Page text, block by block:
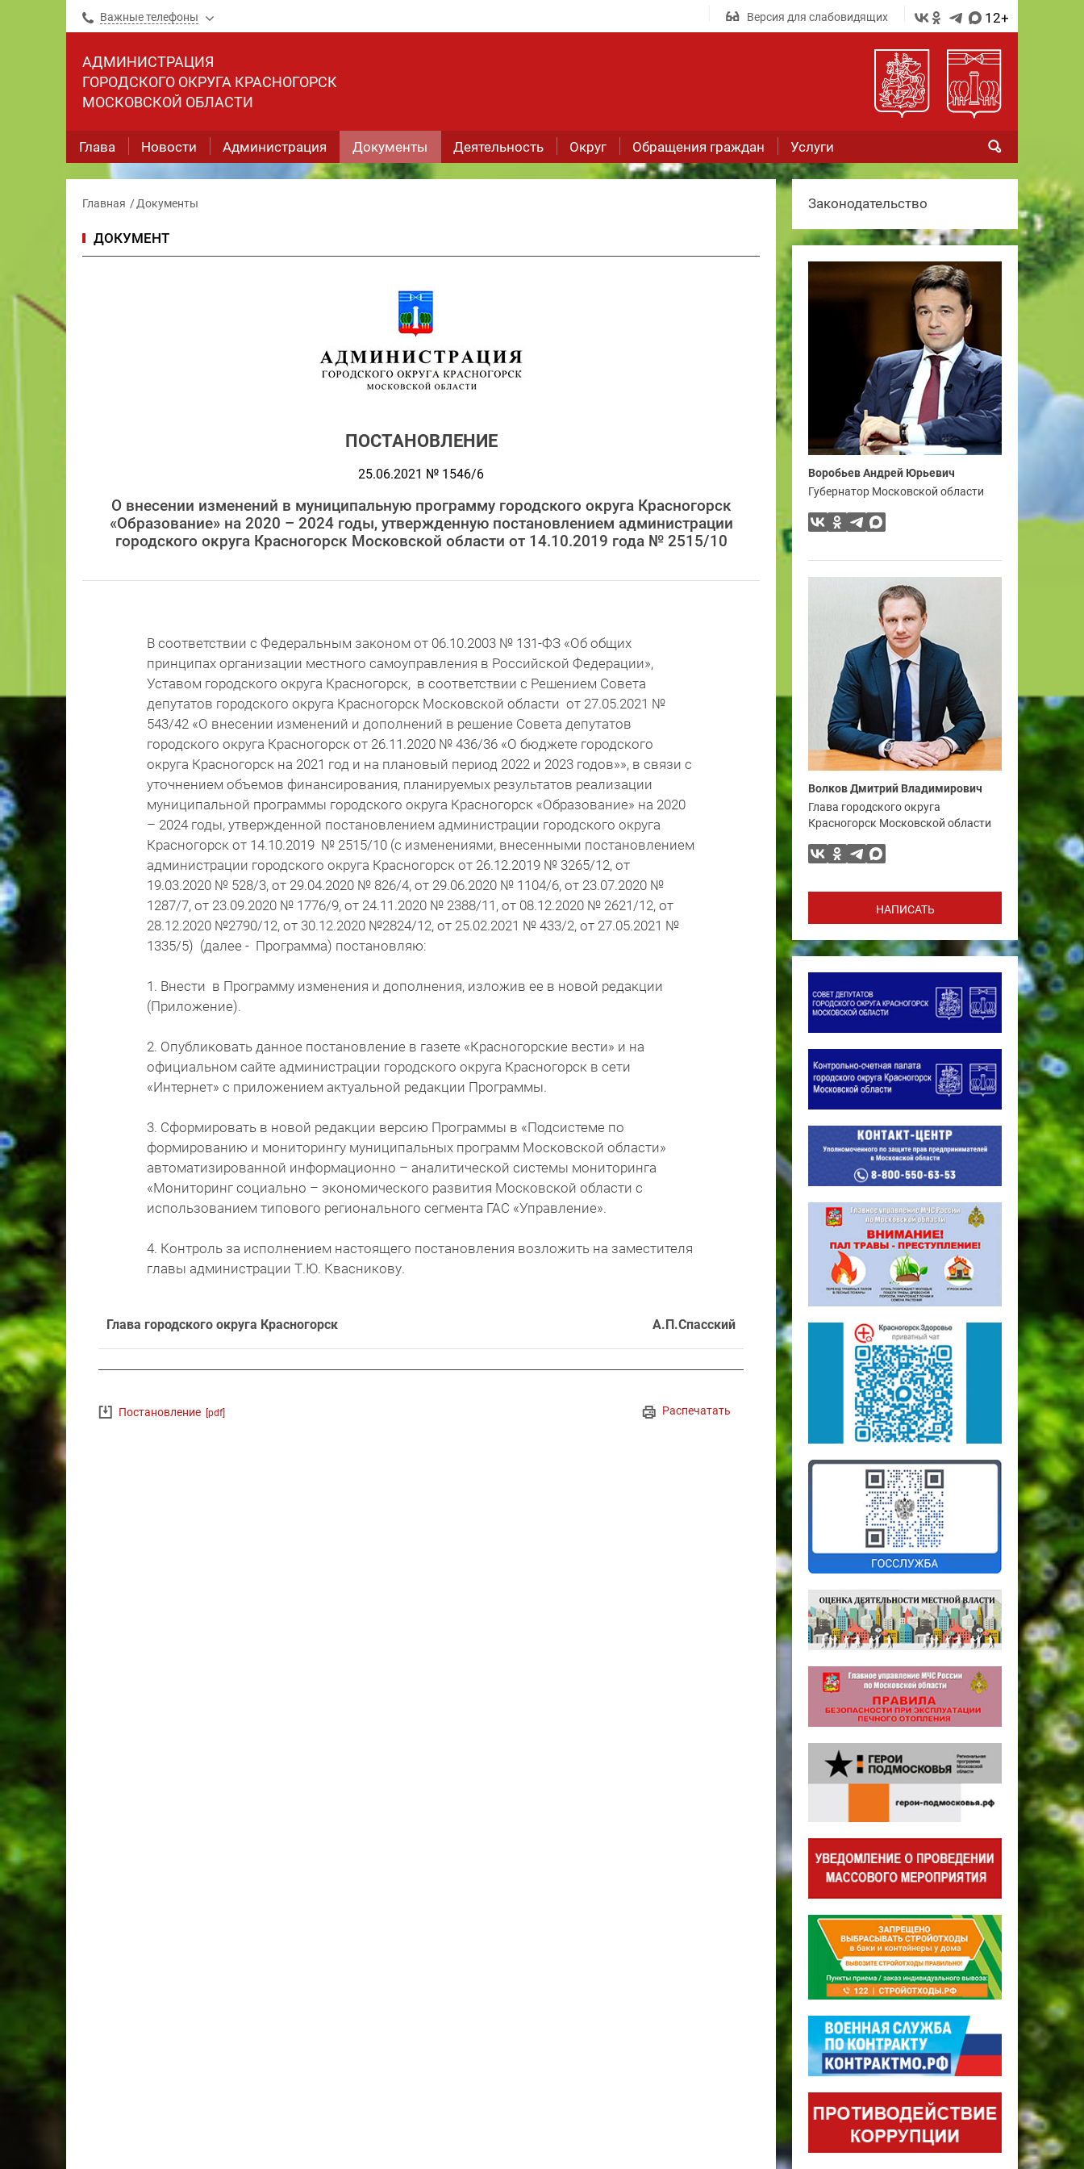
Важные телефоны Версия для слабовидящих 12+
АДМИНИСТРАЦИЯ
ГОРОДСКОГО ОКРУГА КРАСНОГОРСК
МОСКОВСКОЙ ОБЛАСТИ
Глава Новости Администрация Документы Деятельность Округ Обращения граждан Услуги
Главная Документы
ДОКУМЕНТ
ПОСТАНОВЛЕНИЕ
25.06.2021 № 1546/6
О внесении изменений в муниципальную программу городского округа Красногорск
«Образование» на 2020 – 2024 годы, утвержденную постановлением администрации
городского округа Красногорск Московской области от 14.10.2019 года № 2515/10
В соответствии с Федеральным законом от 06.10.2003 № 131-ФЗ «Об общих
принципах организации местного самоуправления в Российской Федерации»,
Уставом городского округа Красногорск, в соответствии с Решением Совета
депутатов городского округа Красногорск Московской области от 27.05.2021 №
543/42 «О внесении изменений и дополнений в решение Совета депутатов
городского округа Красногорск от 26.11.2020 № 436/36 «О бюджете городского
округа Красногорск на 2021 год и на плановый период 2022 и 2023 годов»», в связи с
уточнением объемов финансирования, планируемых результатов реализации
муниципальной программы городского округа Красногорск «Образование» на 2020
– 2024 годы, утвержденной постановлением администрации городского округа
Красногорск от 14.10.2019 № 2515/10 (с изменениями, внесенными постановлением
администрации городского округа Красногорск от 26.12.2019 № 3265/12, от
19.03.2020 № 528/3, от 29.04.2020 № 826/4, от 29.06.2020 № 1104/6, от 23.07.2020 №
1287/7, от 23.09.2020 № 1776/9, от 24.11.2020 № 2388/11, от 08.12.2020 № 2621/12, от
28.12.2020 №2790/12, от 30.12.2020 №2824/12, от 25.02.2021 № 433/2, от 27.05.2021 №
1335/5) (далее - Программа) постановляю:
1. Внести в Программу изменения и дополнения, изложив ее в новой редакции
(Приложение).
2. Опубликовать данное постановление в газете «Красногорские вести» и на
официальном сайте администрации городского округа Красногорск в сети
«Интернет» с приложением актуальной редакции Программы.
3. Сформировать в новой редакции версию Программы в «Подсистеме по
формированию и мониторингу муниципальных программ Московской области»
автоматизированной информационно – аналитической системы мониторинга
«Мониторинг социально – экономического развития Московской области с
использованием типового регионального сегмента ГАС «Управление».
4. Контроль за исполнением настоящего постановления возложить на заместителя
главы администрации Т.Ю. Квасникову.
Глава городского округа Красногорск А.П.Спасский
Распечатать
Постановление [pdf]
Законодательство
Воробьев Андрей Юрьевич
Губернатор Московской области
Волков Дмитрий Владимирович
Глава городского округа
Красногорск Московской области
НАПИСАТЬ